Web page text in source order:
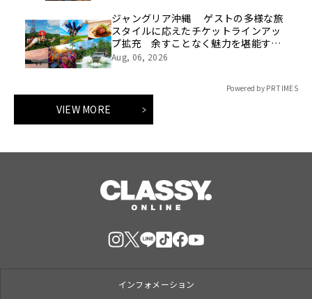
ジャングリア沖縄 ゲストの多様な旅
スタイルに応えたチケットラインアッ
プ拡充 余すことなく魅力を堪能する
「ロイヤルチケット」新登場
Aug, 06, 2026
Powered by PR TIMES
VIEW MORE
インフォメーション